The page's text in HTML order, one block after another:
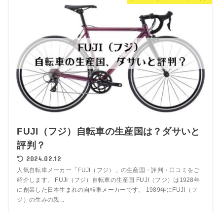
FUJI（フジ）自転車の生産国は？ダサいと
評判？
2024.02.12
人気自転車メーカー「FUJI（フジ）」の生産国・評判・口コミをご
紹介します。 FUJI（フジ）自転車の生産国 FUJI（フジ）は1928年
に創業した日本生まれの自転車メーカーです。 1989年にFUJI（フ
ジ）の生みの親...